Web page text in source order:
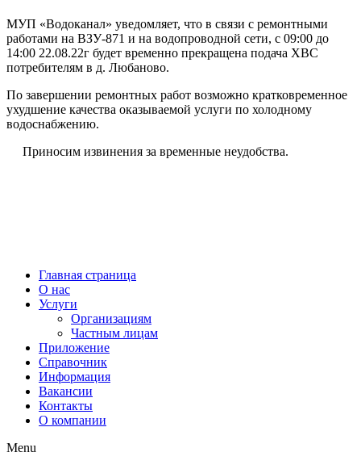
МУП «Водоканал» уведомляет, что в связи с ремонтными
работами на ВЗУ-871 и на водопроводной сети, с 09:00 до
14:00 22.08.22г будет временно прекращена подача ХВС
потребителям в д. Любаново.
По завершении ремонтных работ возможно кратковременное
ухудшение качества оказываемой услуги по холодному
водоснабжению.
Приносим извинения за временные неудобства.
Главная страница
О нас
Услуги
Организациям
Частным лицам
Приложение
Справочник
Информация
Вакансии
Контакты
О компании
Menu